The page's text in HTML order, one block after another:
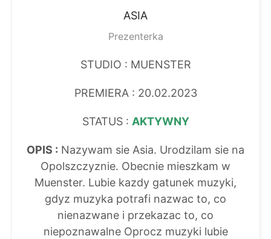
ASIA
Prezenterka
STUDIO : MUENSTER
PREMIERA : 20.02.2023
STATUS : AKTYWNY
OPIS : Nazywam sie Asia. Urodzilam sie na
Opolszczyznie. Obecnie mieszkam w
Muenster. Lubie kazdy gatunek muzyki,
gdyz muzyka potrafi nazwac to, co
nienazwane i przekazac to, co
niepoznawalne Oprocz muzyki lubie